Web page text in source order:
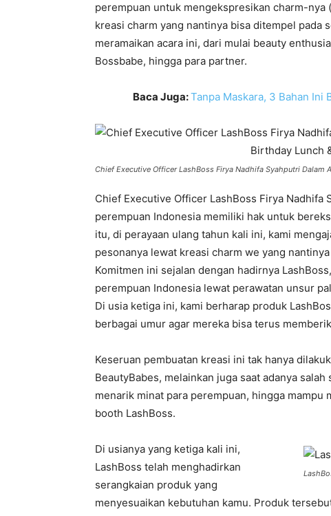
perempuan untuk mengekspresikan charm-
kreasi charm yang nantinya bisa ditempel
meramaikan acara ini, dari mulai beauty
Bossbabe, hingga para partner.
Baca Juga:Tanpa Maskara, 3 Bahan Ini
Chief Executive Officer LashBoss Firya Nadhifa Syahputri Dalam
Chief Executive Officer LashBoss Firya Nadhifa
perempuan Indonesia memiliki hak untuk
itu, di perayaan ulang tahun kali ini, kami
pesonanya lewat kreasi charm we yang
Komitmen ini sejalan dengan hadirnya
perempuan Indonesia lewat perawatan unsur
Di usia ketiga ini, kami berharap produk
berbagai umur agar mereka bisa terus
Keseruan pembuatan kreasi ini tak hanya
BeautyBabes, melainkan juga saat adanya
menarik minat para perempuan, hingga
booth LashBoss.
Di usianya yang ketiga kali ini,
LashBoss telah menghadirkan
serangkaian produk yang
menyesuaikan kebutuhan kamu. Produk